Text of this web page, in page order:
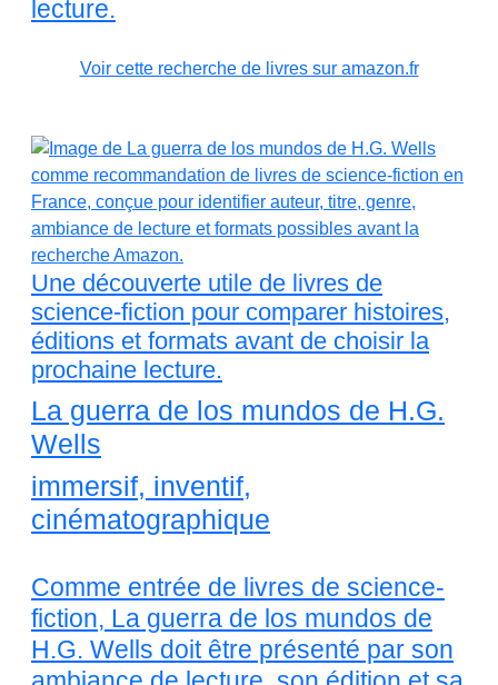
lecture.
Voir cette recherche de livres sur amazon.fr
Une découverte utile de livres de
science-fiction pour comparer histoires,
éditions et formats avant de choisir la
prochaine lecture.
La guerra de los mundos de H.G.
Wells
immersif, inventif,
cinématographique
Comme entrée de livres de science-
fiction, La guerra de los mundos de
H.G. Wells doit être présenté par son